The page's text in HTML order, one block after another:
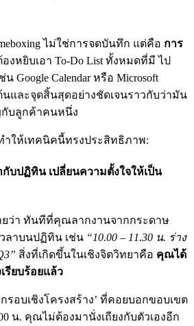
ไม่ใช่การจดบันทึก แต่คือ การ
งหยิบเอา To-Do List ทั้งหมดที่มี ไป
Google Calendar หรือ Microsoft
นและจุดสิ้นสุดอย่างชัดเจนราวกับว่ามัน
บลูกค้าคนหนึ่ง
ให้เทคนิคนี้ทรงประสิทธิภาพ:
กับปฏิทิน เปลี่ยนความตั้งใจให้เป็น
ายว่า ทันทีที่คุณลากงานจากกระดาษ
ลาบนปฏิทิน เช่น “10.00 – 11.30 น. ร่าง
สิ่งที่เกิดขึ้นในเชิงจิตวิทยาคือ คุณได้
รียบร้อยแล้ว
รอบเชิงโครงสร้าง’ ที่คอยบอกขอบเขต
น. คุณไม่ต้องมานั่งเถียงกับตัวเองอีก